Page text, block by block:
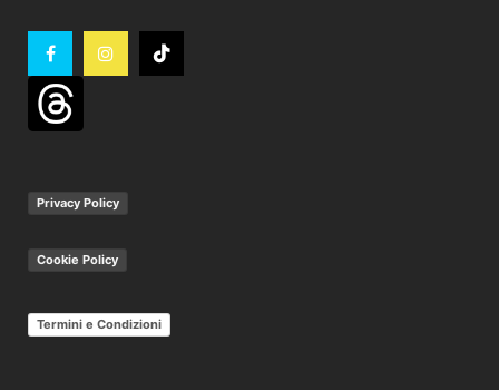
Privacy Policy
Cookie Policy
Termini e Condizioni